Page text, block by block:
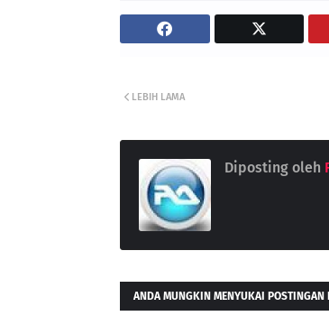
LEBIH LAMA
Diposting oleh
ANDA MUNGKIN MENYUKAI POSTINGAN